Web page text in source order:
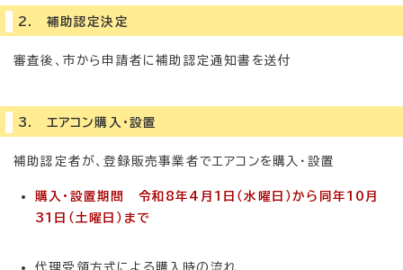
2. 補助認定決定
審査後、市から申請者に補助認定通知書を送付
3. エアコン購入・設置
補助認定者が、登録販売事業者でエアコンを購入・設置
購入・設置期間 令和8年4月1日（水曜日）から同年10月
31日（土曜日）まで
代理受領方式による購入時の流れ